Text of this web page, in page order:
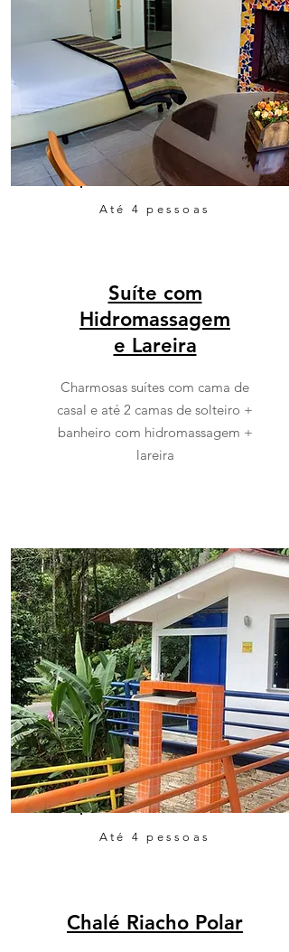
Até 4 pessoas
Suíte com
Hidromassagem
e Lareira
Charmosas suítes com cama de
casal e até 2 camas de solteiro +
banheiro com hidromassagem +
lareira
Até 4 pessoas
Chalé Riacho Polar